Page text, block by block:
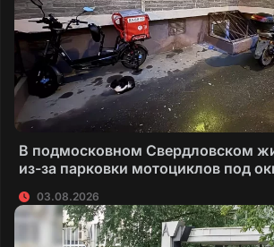
В подмосковном Свердловском
из-за парковки мотоциклов под
03.08.2026